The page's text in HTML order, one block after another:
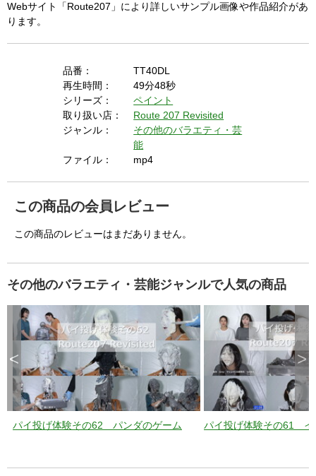
y
V
e
o
Webサイト「Route207」により詳しいサンプル画像や作品紹介があ
ります。
品番：
TT40DL
再生時間：
49分48秒
シリーズ：
ペイント
取り扱い店：
Route 207 Revisited
ジャンル：
その他のバラエティ・芸
能
ファイル：
mp4
この商品の会員レビュー
この商品のレビューはまだありません。
その他のバラエティ・芸能ジャンルで人気の商品
パイ投げ体験その62 パンダのゲーム パイ投げ体験その61 イ
< >